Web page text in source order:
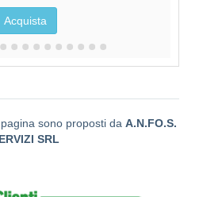
Acquista
sono proposti da A.N.FO.S.
SRL